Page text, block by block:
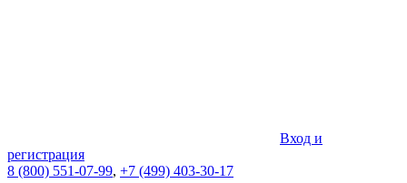
Вход и
регистрация
8 (800) 551-07-99, +7 (499) 403-30-17